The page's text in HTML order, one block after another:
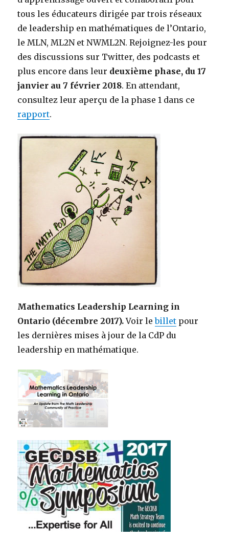
tous les éducateurs dirigée par trois réseaux
de leadership en mathématiques de l’Ontario,
le MLN, ML2N et NWML2N. Rejoignez-les pour
des discussions sur Twitter, des podcasts et
plus encore dans leur deuxième phase, du 17
janvier au 7 février 2018. En attendant,
consultez leur aperçu de la phase 1 dans ce
rapport.
Mathematics Leadership Learning in
Ontario (décembre 2017).Voir lebillet pour
les dernières mises à jour de la CdP du
leadership en mathématique.